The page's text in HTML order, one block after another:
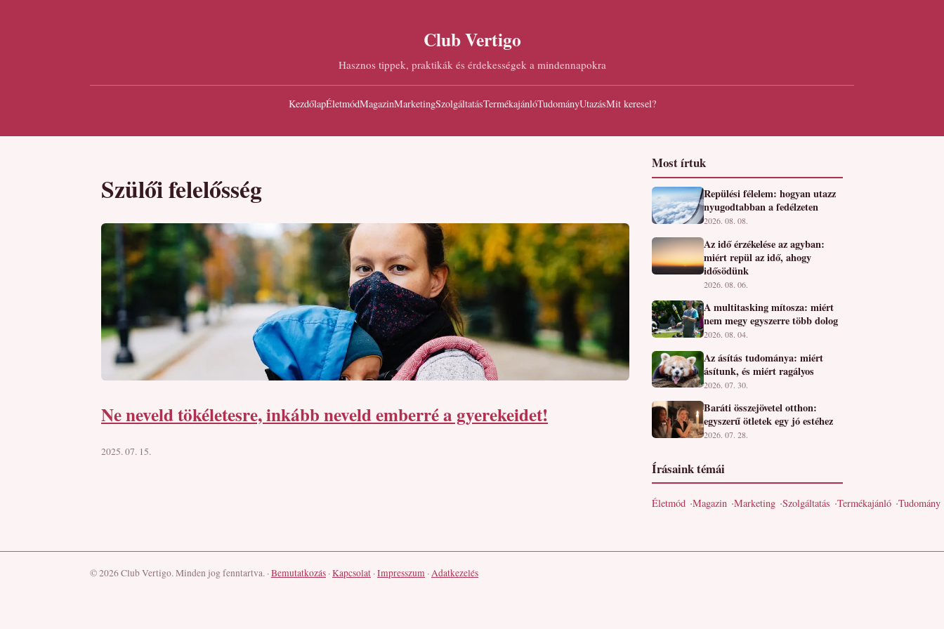
Club Vertigo
Hasznos tippek, praktikák és érdekességek a mindennapokra
KezdőlapÉletmódMagazinMarketingSzolgáltatásTermékajánlóTudományUtazásMit keresel?
Szülői felelősség
Ne neveld tökéletesre, inkább neveld emberré a gyerekeidet!
2025. 07. 15.
Most írtuk
Repülési félelem: hogyan utazz
nyugodtabban a fedélzeten
2026. 08. 08.
Az idő érzékelése az agyban:
miért repül az idő, ahogy
idősödünk
2026. 08. 06.
A multitasking mítosza: miért
nem megy egyszerre több dolog
2026. 08. 04.
Az ásítás tudománya: miért
ásítunk, és miért ragályos
2026. 07. 30.
Baráti összejövetel otthon:
egyszerű ötletek egy jó estéhez
2026. 07. 28.
Írásaink témái
Életmód Magazin Marketing Szolgáltatás Termékajánló Tudomány
© 2026 Club Vertigo. Minden jog fenntartva. ·Bemutatkozás ·Kapcsolat ·Impresszum ·Adatkezelés